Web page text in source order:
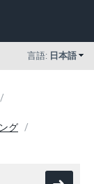
言語: 日本語
グ